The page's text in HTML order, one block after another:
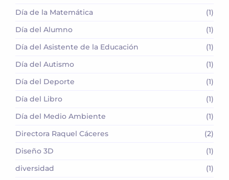
Día de la Matemática
(1)
Día del Alumno
(1)
Día del Asistente de la Educación
(1)
Día del Autismo
(1)
Día del Deporte
(1)
Día del Libro
(1)
Día del Medio Ambiente
(1)
Directora Raquel Cáceres
(2)
Diseño 3D
(1)
diversidad
(1)